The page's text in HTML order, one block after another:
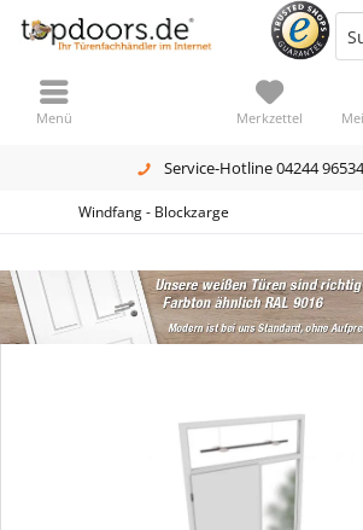
Service-Hotline 04244
Merkzettel
Menü
Windfang - Blockzarge